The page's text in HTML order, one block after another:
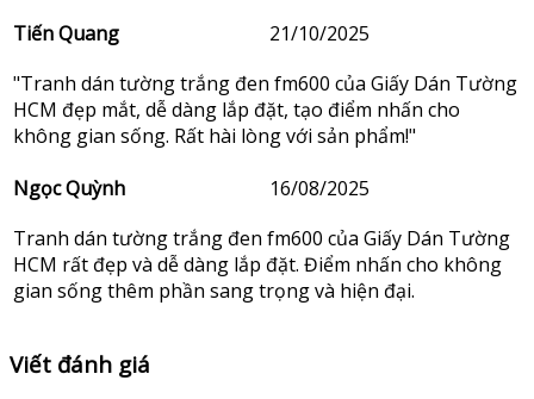
Tiến Quang
21/10/2025
"Tranh dán tường trắng đen fm600 của Giấy Dán Tường
HCM đẹp mắt, dễ dàng lắp đặt, tạo điểm nhấn cho
không gian sống. Rất hài lòng với sản phẩm!"
Ngọc Quỳnh
16/08/2025
Tranh dán tường trắng đen fm600 của Giấy Dán Tường
HCM rất đẹp và dễ dàng lắp đặt. Điểm nhấn cho không
gian sống thêm phần sang trọng và hiện đại.
Viết đánh giá